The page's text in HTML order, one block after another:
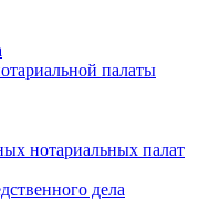
палаты
нотариальных палат
дела